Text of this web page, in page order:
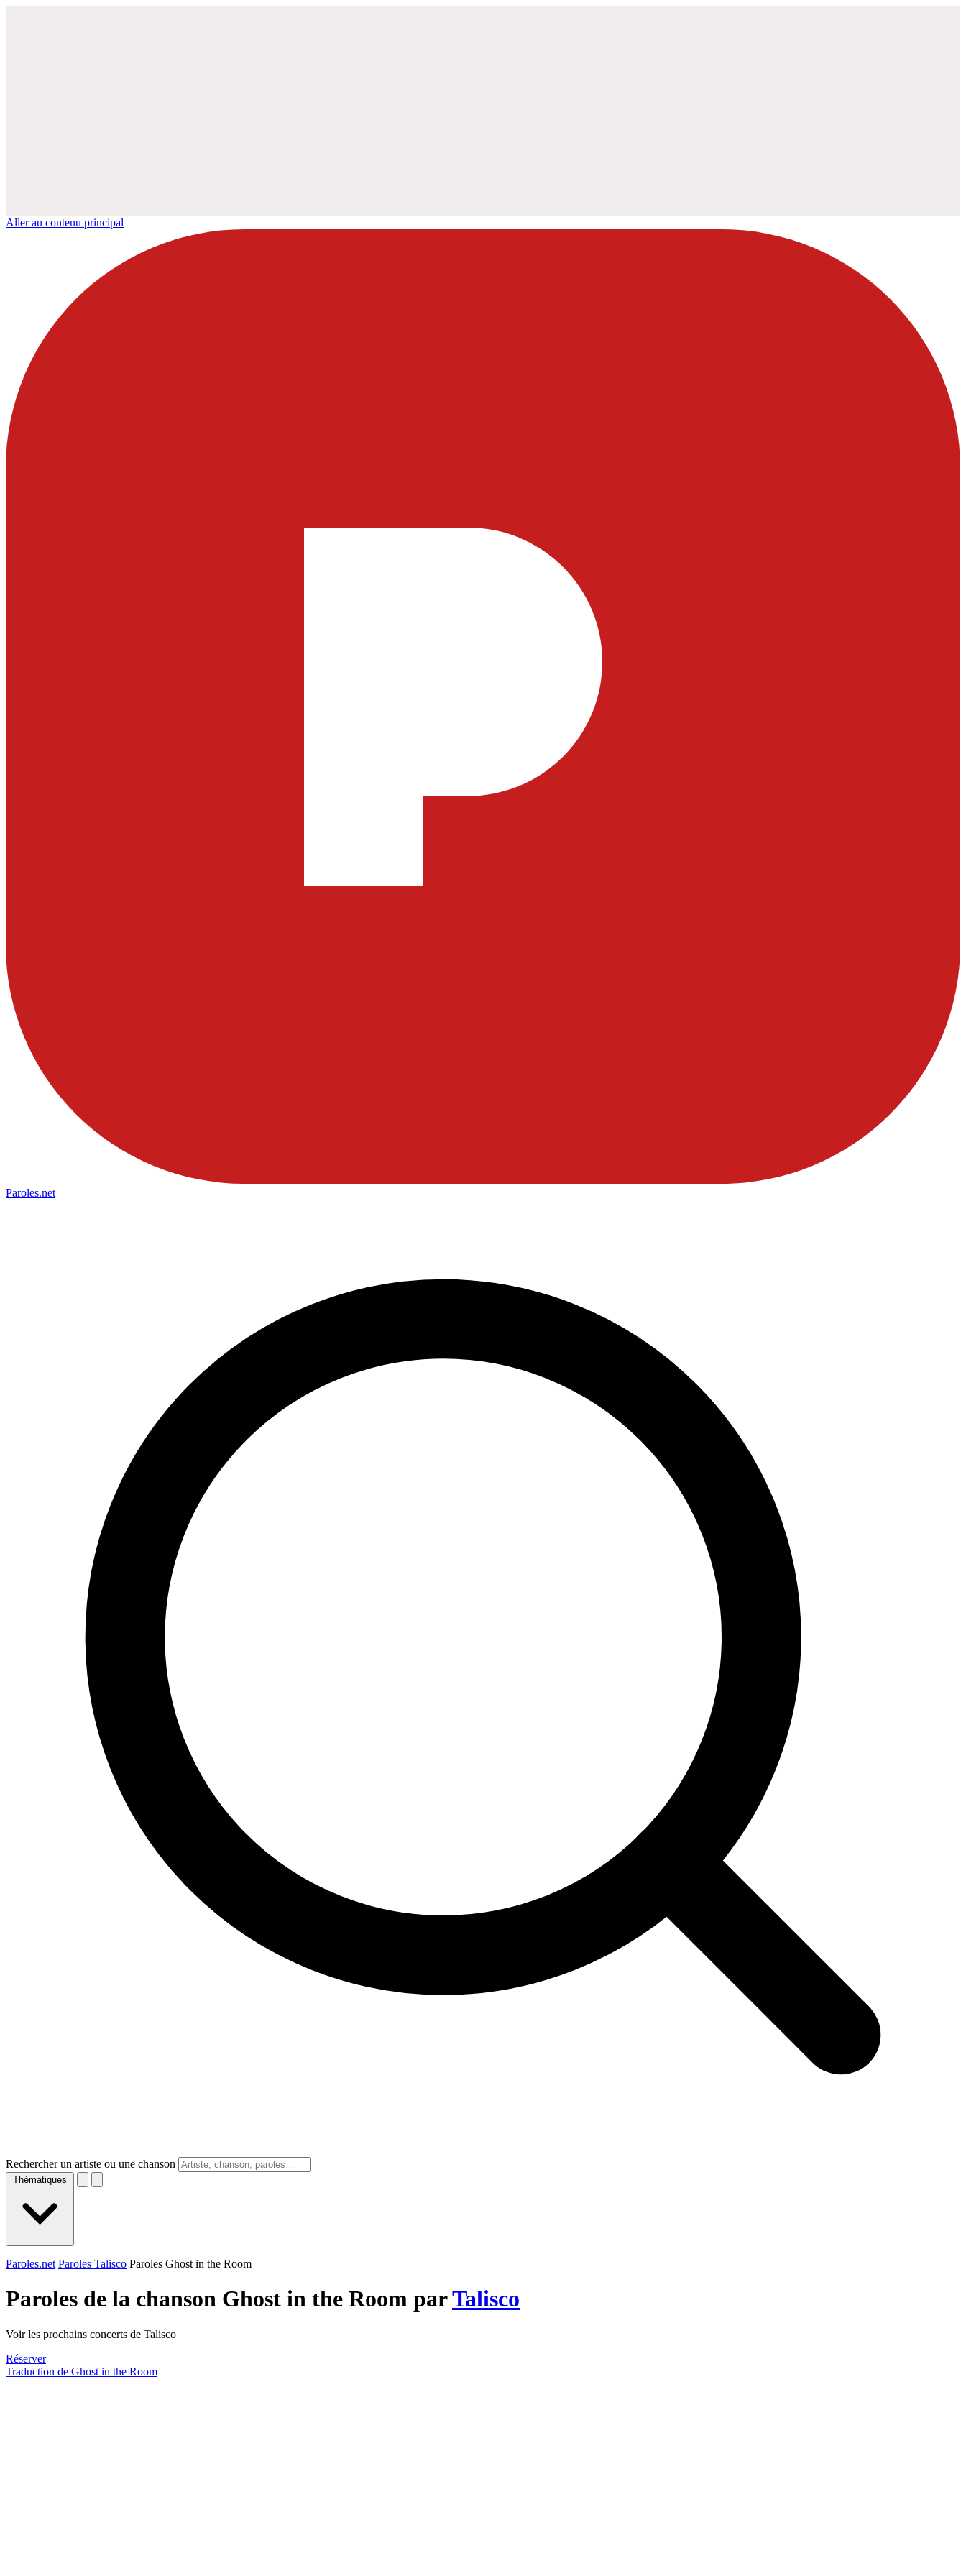
Aller au contenu principal
Paroles.net
Rechercher un artiste ou une chanson
Thématiques
Paroles.net Paroles Talisco Paroles Ghost in the Room
Paroles de la chanson Ghost in the Room parTalisco
Voir les prochains concerts de Talisco
Réserver
Traduction de Ghost in the Room